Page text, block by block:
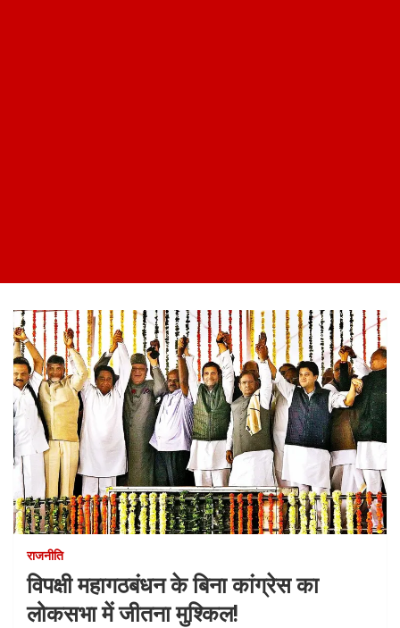
राजनीति
विपक्षी महागठबंधन के बिना कांग्रेस का
लोकसभा में जीतना मुश्किल!